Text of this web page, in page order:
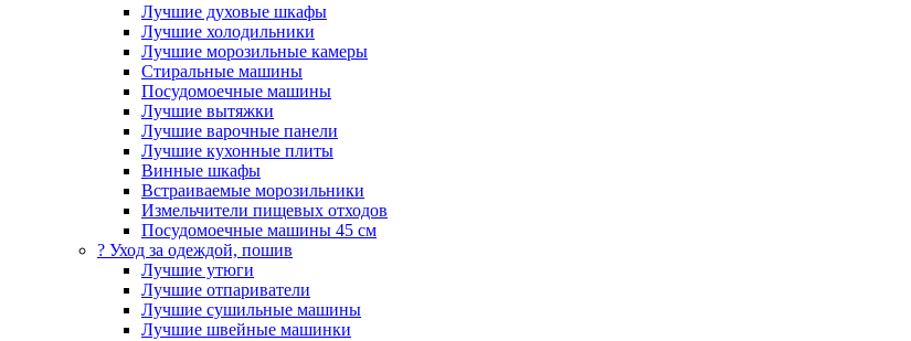
Лучшие духовые шкафы
Лучшие холодильники
Лучшие морозильные камеры
Стиральные машины
Посудомоечные машины
Лучшие вытяжки
Лучшие варочные панели
Лучшие кухонные плиты
Винные шкафы
Встраиваемые морозильники
Измельчители пищевых отходов
Посудомоечные машины 45 см
? Уход за одеждой, пошив
Лучшие утюги
Лучшие отпариватели
Лучшие сушильные машины
Лучшие швейные машинки